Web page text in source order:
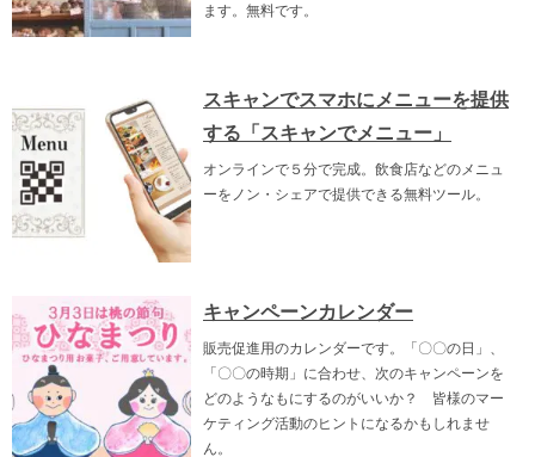
ます。無料です。
スキャンでスマホにメニューを提供
する「スキャンでメニュー」
オンラインで５分で完成。飲食店などのメニュ
ーをノン・シェアで提供できる無料ツール。
キャンペーンカレンダー
販売促進用のカレンダーです。「〇〇の日」、
「〇〇の時期」に合わせ、次のキャンペーンを
どのようなもにするのがいいか？ 皆様のマー
ケティング活動のヒントになるかもしれませ
ん。